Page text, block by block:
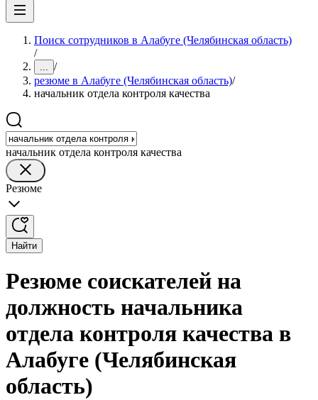
Поиск сотрудников в Алабуге (Челябинская область)
/
... /
резюме в Алабуге (Челябинская область)/
начальник отдела контроля качества
начальник отдела контроля качества
Резюме
Найти
Резюме соискателей на
должность начальника
отдела контроля качества в
Алабуге (Челябинская
область)